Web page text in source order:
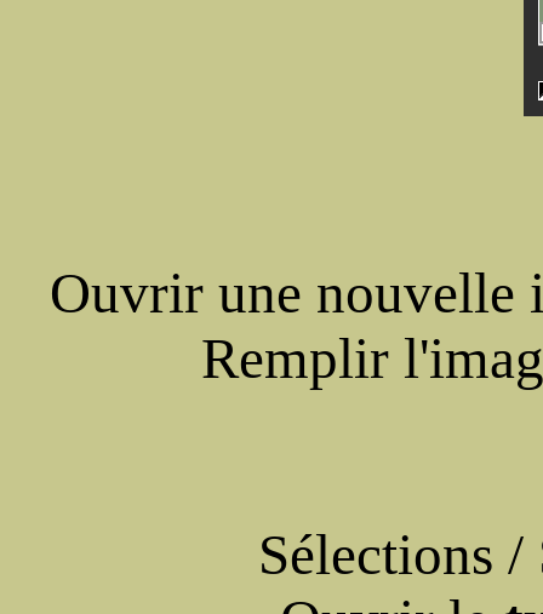
Ouvrir une nouvelle
Remplir
Sélections